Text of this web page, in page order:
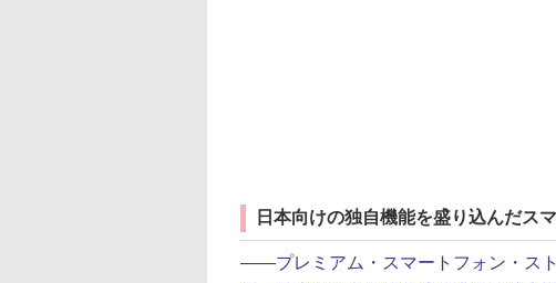
日本向けの独自機能を盛り込んだス
――プレミアム・スマートフォン・ス